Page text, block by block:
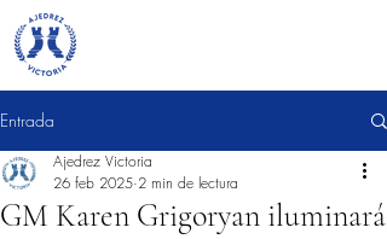
Entrada
GM Karen Grigoryan iluminará
Ajedrez Victoria
26 feb 2025 2 min de lectura